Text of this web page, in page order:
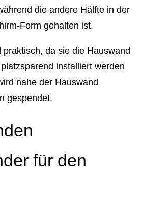
die andere Hälfte in der
Form gehalten ist.
praktisch, da sie die Hauswand
installiert werden
nahe der Hauswand
gespendet.
für den